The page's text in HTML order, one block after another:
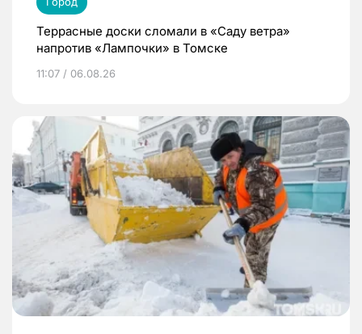
Террасные доски сломали в «Саду ветра»
напротив «Лампочки» в Томске
11:07 / 06.08.26